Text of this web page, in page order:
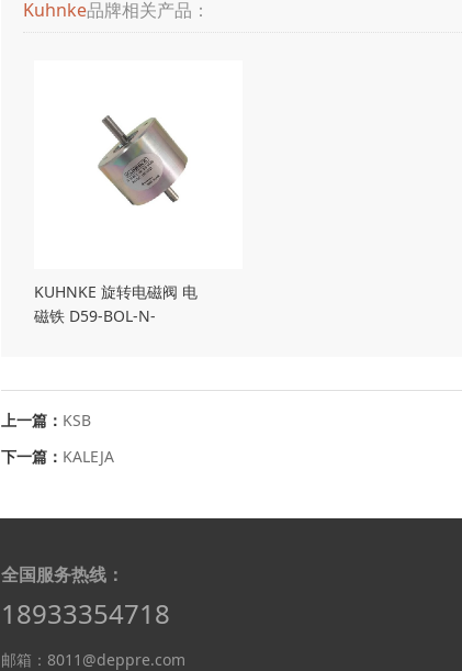
Kuhnke品牌相关产品：
KUHNKE 旋转电磁阀 电
磁铁 D59-BOL-N-
上一篇： KSB
下一篇： KALEJA
全国服务热线：
18933354718
邮箱：8011@deppre.com